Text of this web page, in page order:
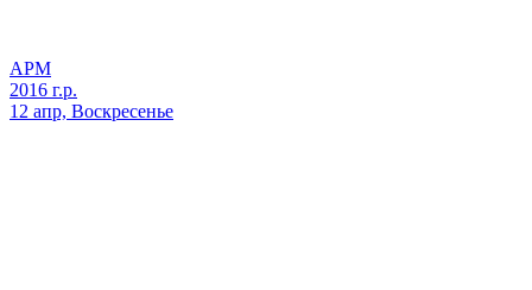
АРМ
2016 г.р.
12 апр, Воскресенье